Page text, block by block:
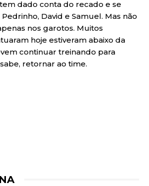
dado conta do recado e se
David e Samuel. Mas não
nos garotos. Muitos
hoje estiveram abaixo da
continuar treinando para
retornar ao time.